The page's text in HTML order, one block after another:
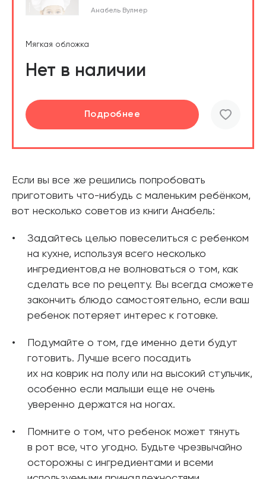
Анабель Вулмер
Мягкая обложка
Нет в наличии
Подробнее
Если вы все же решились попробовать
приготовить что-нибудь с маленьким ребёнком,
вот несколько советов из книги Анабель:
Задайтесь целью повеселиться с ребенком
на кухне, используя всего несколько
ингредиентов,а не волноваться о том, как
сделать все по рецепту. Вы всегда сможете
закончить блюдо самостоятельно, если ваш
ребенок потеряет интерес к готовке.
Подумайте о том, где именно дети будут
готовить. Лучше всего посадить
их на коврик на полу или на высокий стульчик,
особенно если малыши еще не очень
уверенно держатся на ногах.
Помните о том, что ребенок может тянуть
в рот все, что угодно. Будьте чрезвычайно
осторожны с ингредиентами и всеми